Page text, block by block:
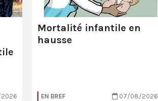
Mortalité infantile en
hausse
EN BREF 07/08/2026